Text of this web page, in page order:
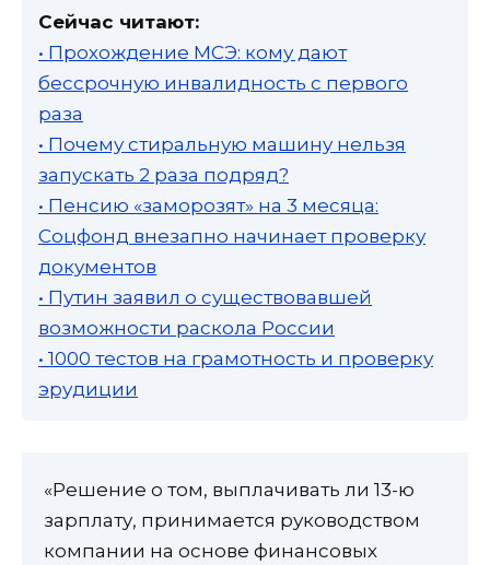
Сейчас читают:
• Прохождение МСЭ: кому дают
бессрочную инвалидность с первого
раза
• Почему стиральную машину нельзя
запускать 2 раза подряд?
• Пенсию «заморозят» на 3 месяца:
Соцфонд внезапно начинает проверку
документов
• Путин заявил о существовавшей
возможности раскола России
• 1000 тестов на грамотность и проверку
эрудиции
«Решение о том, выплачивать ли 13-ю
зарплату, принимается руководством
компании на основе финансовых